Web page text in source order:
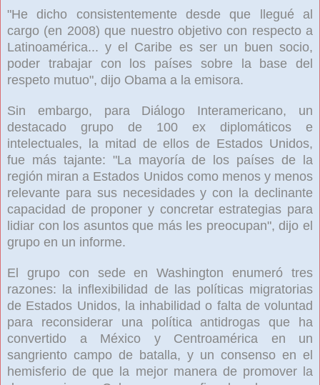
"He dicho consistentemente desde que llegué al
cargo (en 2008) que nuestro objetivo con respecto a
Latinoamérica... y el Caribe es ser un buen socio,
poder trabajar con los países sobre la base del
respeto mutuo", dijo Obama a la emisora.
Sin embargo, para Diálogo Interamericano, un
destacado grupo de 100 ex diplomáticos e
intelectuales, la mitad de ellos de Estados Unidos,
fue más tajante: "La mayoría de los países de la
región miran a Estados Unidos como menos y menos
relevante para sus necesidades y con la declinante
capacidad de proponer y concretar estrategias para
lidiar con los asuntos que más les preocupan", dijo el
grupo en un informe.
El grupo con sede en Washington enumeró tres
razones: la inflexibilidad de las políticas migratorias
de Estados Unidos, la inhabilidad o falta de voluntad
para reconsiderar una política antidrogas que ha
convertido a México y Centroamérica en un
sangriento campo de batalla, y un consenso en el
hemisferio de que la mejor manera de promover la